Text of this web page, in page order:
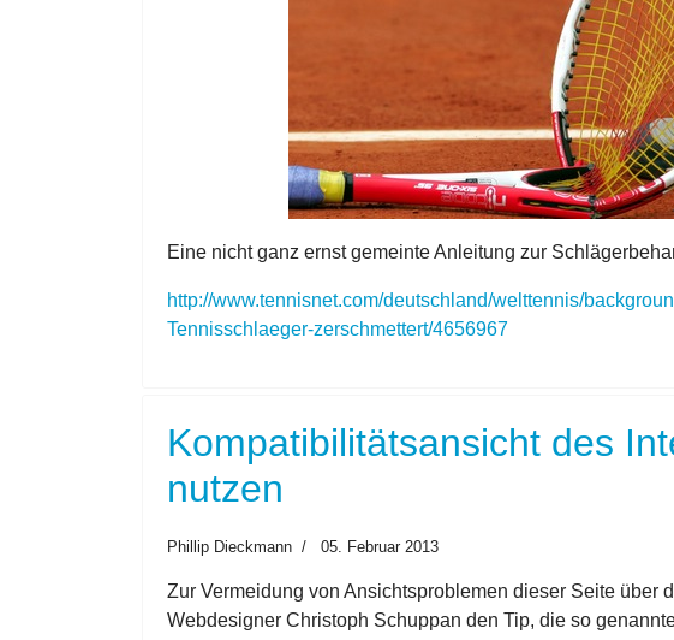
Eine nicht ganz ernst gemeinte Anleitung zur
http://www.tennisnet.com/deutschland/welttennis/
Tennisschlaeger-zerschmettert/4656967
Kompatibilitätsansicht des
nutzen
Phillip Dieckmann 05. Februar 2013
Zur Vermeidung von Ansichtsproblemen dieser Seite über
Webdesigner Christoph Schuppan den Tip, die so